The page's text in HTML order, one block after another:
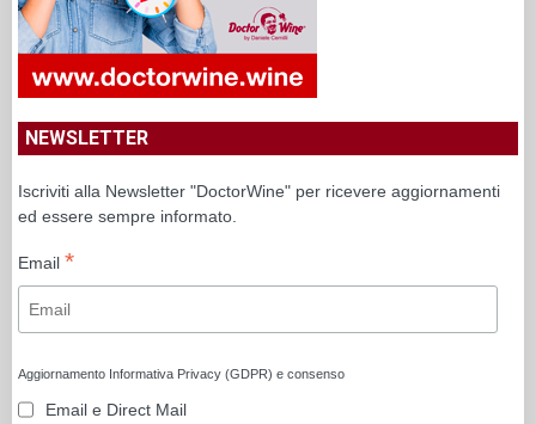
NEWSLETTER
Iscriviti alla Newsletter "DoctorWine" per ricevere aggiornamenti
ed essere sempre informato.
Email *
Aggiornamento Informativa Privacy (GDPR) e consenso
Email e Direct Mail